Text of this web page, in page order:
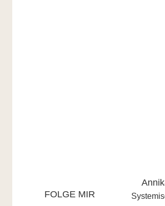
FOLGE MIR